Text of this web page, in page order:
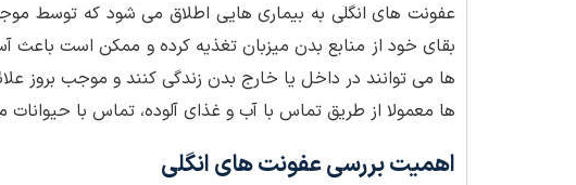
عفونت های انگلی به بیماری هایی اطلاق می شود که توسط
بقای خود از منابع بدن میزبان تغذیه کرده و ممکن است باعث
ها می توانند در داخل یا خارج بدن زندگی کنند و موجب بروز
ها معمولا از طریق تماس با آب و غذای آلوده، تماس با
اهمیت بررسی عفونت های انگلی